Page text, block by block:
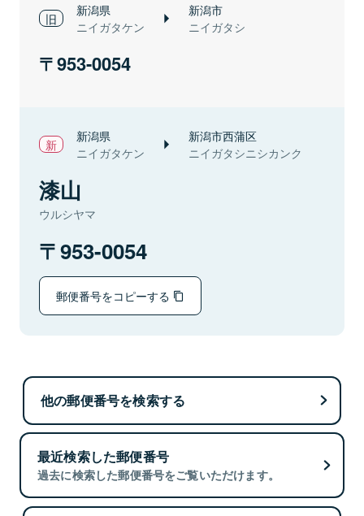
新潟県
ニイガタケン
新潟市
ニイガタシ
953-0054
新潟県
ニイガタケン
新潟市西蒲区
ニイガタシニシカンク
漆山
ウルシヤマ
953-0054
郵便番号をコピーする
他の郵便番号を検索する
最近検索した郵便番号
過去に検索した郵便番号をご覧いただけます。